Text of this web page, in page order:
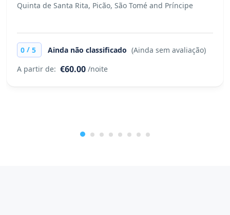
Quinta de Santa Rita, Picão, São Tomé and Príncipe
0 / 5 Ainda não classificado (Ainda sem avaliação)
A partir de: €60.00 /noite